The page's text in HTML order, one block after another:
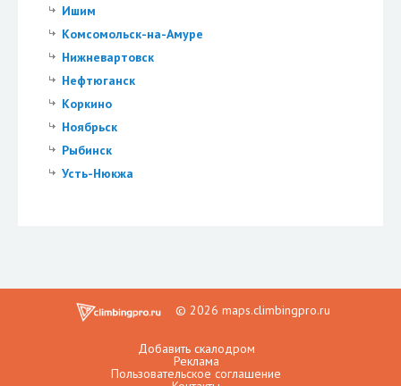
Ишим
Комсомольск-на-Амуре
Нижневартовск
Нефтюганск
Коркино
Ноябрьск
Рыбинск
Усть-Нюкжа
© 2026 maps.climbingpro.ru
Добавить скалодром
Реклама
Пользовательское соглашение